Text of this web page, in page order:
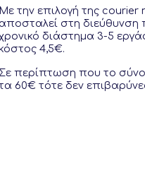
την επιλογή της
στη
διάστημα 3-5
4,5€.
περίπτωση που το
60€ τότε δεν